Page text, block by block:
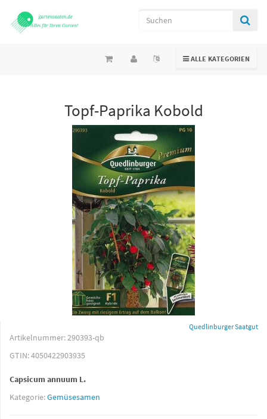
TOGGLE NAVIGATION
ALLE KATEGORIEN
Topf-Paprika Kobold
Quedlinburger Saatgut
Artikelnummer:290393-qb
GTIN:4050422903935
Capsicum annuum L.
Kategorie:Gemüsesamen